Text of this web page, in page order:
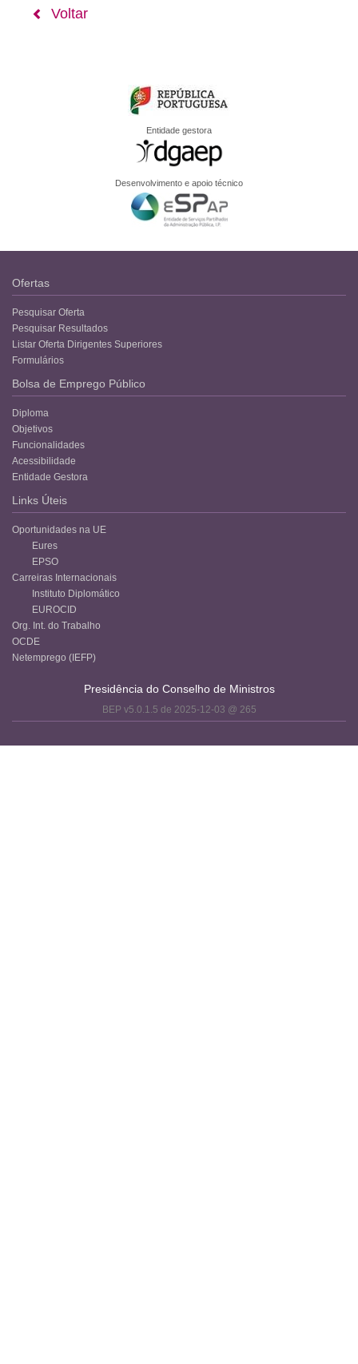
Voltar
Entidade gestora
Desenvolvimento e apoio técnico
Ofertas
Pesquisar Oferta
Pesquisar Resultados
Listar Oferta Dirigentes Superiores
Formulários
Bolsa de Emprego Público
Diploma
Objetivos
Funcionalidades
Acessibilidade
Entidade Gestora
Links Úteis
Oportunidades na UE
Eures
EPSO
Carreiras Internacionais
Instituto Diplomático
EUROCID
Org. Int. do Trabalho
OCDE
Netemprego (IEFP)
Presidência do Conselho de Ministros
BEP v5.0.1.5 de 2025-12-03 @ 265